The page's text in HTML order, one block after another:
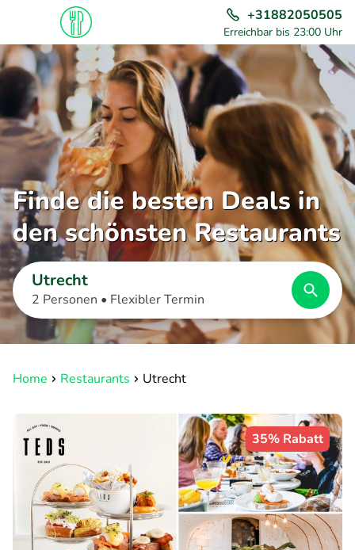
+31882050505
Erreichbar bis 23:00 Uhr
Finde die besten Deals in
den schönsten Restaurants
Utrecht
2 Personen • Flexibler Termin
Home Restaurants Utrecht
35% Rabatt